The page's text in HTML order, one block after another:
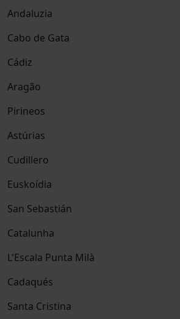
Andaluzia
Cabo de Gata
Cádiz
Aragão
Pirineos
Astúrias
Cudillero
Euskoídia
San Sebastián
Catalunha
L'Escala Punta Milà
Cadaqués
Santa Cristina